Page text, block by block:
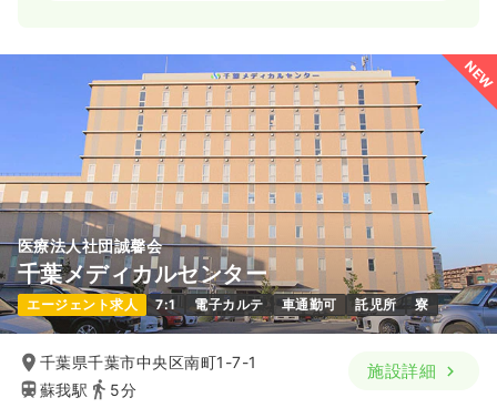
/月
※経験5年の例
8:30～17:00（休憩60分）
日祝休み
4週8休以上
気になる 詳細を見る
外来正看護師 一般＋療養
日勤のみ（常勤） 一時募集休止
給与 22.8〜27.3万円/月 賞与2回
※一例
時間 8:30～17:00
NEW
医療法人社団誠馨会
千葉メディカルセンター
エージェント求人 7:1 電子カルテ 車通勤可 託児所 寮
千葉県千葉市中央区南町1-7-1
蘇我駅
5分
施設詳細